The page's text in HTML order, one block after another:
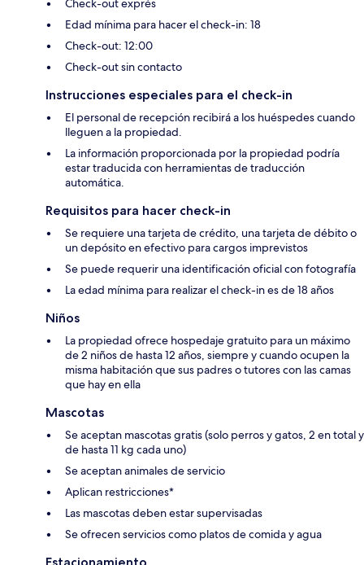
Check-out exprés
Edad mínima para hacer el check-in: 18
Check-out: 12:00
Check-out sin contacto
Instrucciones especiales para el check-in
El personal de recepción recibirá a los huéspedes cuando
lleguen a la propiedad.
La información proporcionada por la propiedad podría
estar traducida con herramientas de traducción
automática.
Requisitos para hacer check-in
Se requiere una tarjeta de crédito, una tarjeta de débito o
un depósito en efectivo para cargos imprevistos
Se puede requerir una identificación oficial con fotografía
La edad mínima para realizar el check-in es de 18 años
Niños
La propiedad ofrece hospedaje gratuito para un máximo
de 2 niños de hasta 12 años, siempre y cuando ocupen la
misma habitación que sus padres o tutores con las camas
que hay en ella
Mascotas
Se aceptan mascotas gratis (solo perros y gatos, 2 en total y
de hasta 11 kg cada uno)
Se aceptan animales de servicio
Aplican restricciones*
Las mascotas deben estar supervisadas
Se ofrecen servicios como platos de comida y agua